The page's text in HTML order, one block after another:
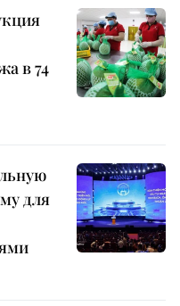
в 74
для